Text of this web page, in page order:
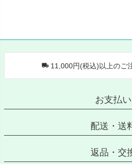
11,000円(税込)以上のご
お支払い
配送・送
返品・交